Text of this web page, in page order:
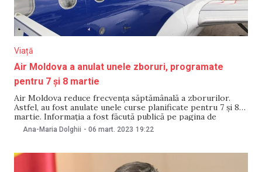
Viață
Air Moldova a anulat unele zboruri, programate
pentru 7 și 8 martie
Air Moldova reduce frecvența săptămânală a zborurilor.
Astfel, au fost anulate unele curse planificate pentru 7 și 8
martie. Informația a fost făcută publică pe pagina de
Facebook a operatorului aerian. Air Moldova a anulat
zborurile din și spre Dusseldorf, Paris, Istanbul, planificate
Ana-Maria Dolghii - 06 mart. 2023 19:22